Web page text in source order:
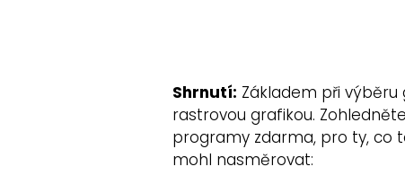
Shrnutí: Základem při
rastrovou grafikou.
programy zdarma, pro ty, co
mohl nasměrovat: